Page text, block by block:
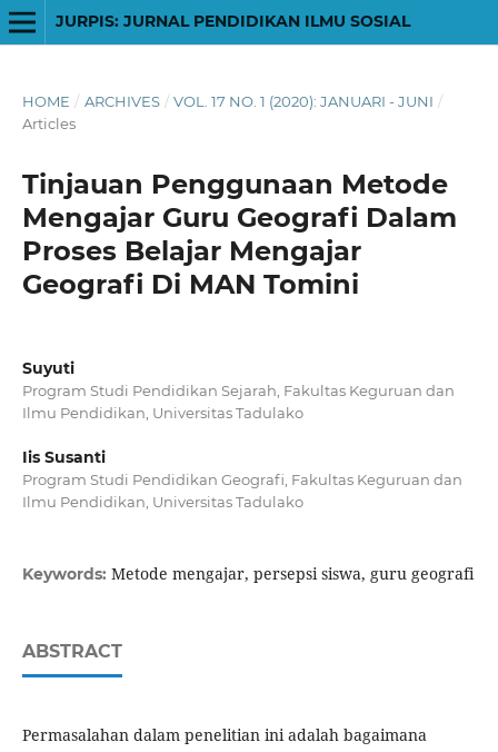
JURPIS: JURNAL PENDIDIKAN ILMU SOSIAL
HOME / ARCHIVES / VOL. 17 NO. 1 (2020): JANUARI - JUNI /
Articles
Tinjauan Penggunaan Metode
Mengajar Guru Geografi Dalam
Proses Belajar Mengajar
Geografi Di MAN Tomini
Suyuti
Program Studi Pendidikan Sejarah, Fakultas Keguruan dan
Ilmu Pendidikan, Universitas Tadulako
Iis Susanti
Program Studi Pendidikan Geografi, Fakultas Keguruan dan
Ilmu Pendidikan, Universitas Tadulako
Keywords: Metode mengajar, persepsi siswa, guru geografi
ABSTRACT
Permasalahan dalam penelitian ini adalah bagaimana